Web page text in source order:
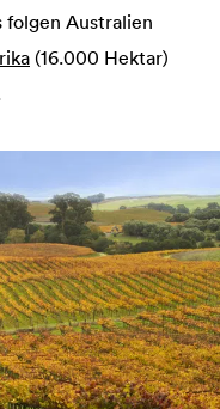
folgen Australien
(16.000 Hektar)